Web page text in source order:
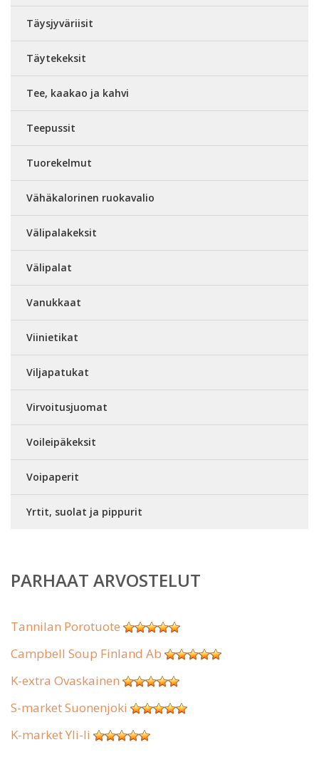
Täysjyväriisit
Täytekeksit
Tee, kaakao ja kahvi
Teepussit
Tuorekelmut
Vähäkalorinen ruokavalio
Välipalakeksit
Välipalat
Vanukkaat
Viinietikat
Viljapatukat
Virvoitusjuomat
Voileipäkeksit
Voipaperit
Yrtit, suolat ja pippurit
PARHAAT ARVOSTELUT
Tannilan Porotuote
Campbell Soup Finland Ab
K-extra Ovaskainen
S-market Suonenjoki
K-market Yli-Ii